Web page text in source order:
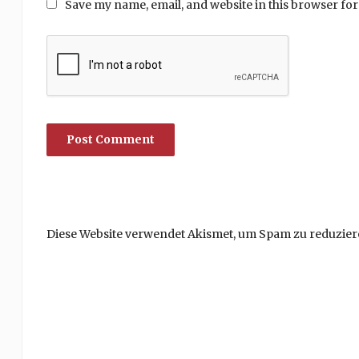
Save my name, email, and website in this browser
Diese Website verwendet Akismet, um Spam zu